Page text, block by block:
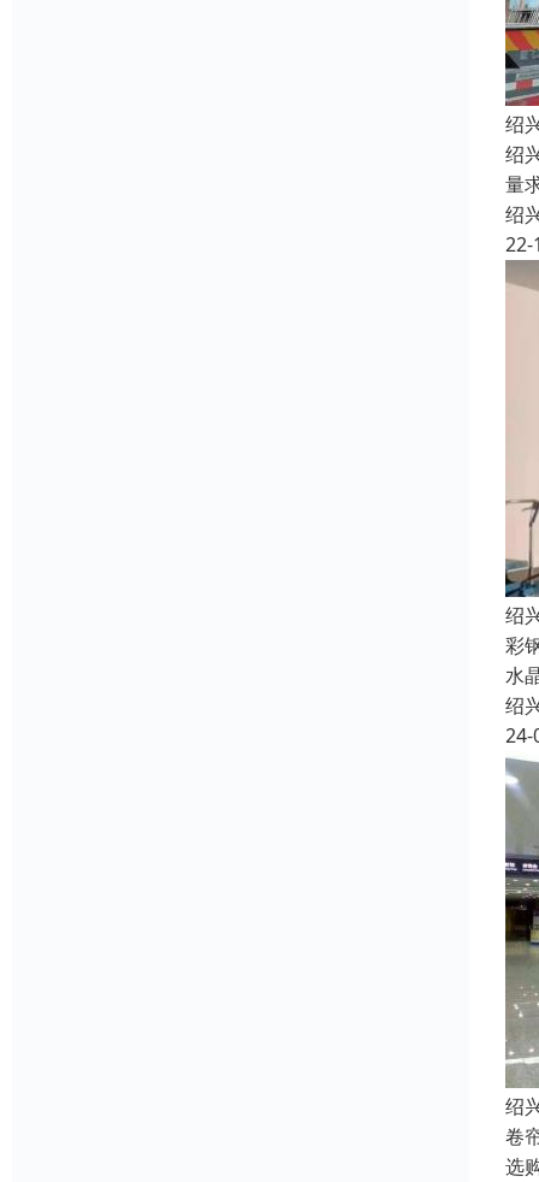
绍
绍
量
绍
22-
绍
彩
水
绍
24-
绍
卷
选